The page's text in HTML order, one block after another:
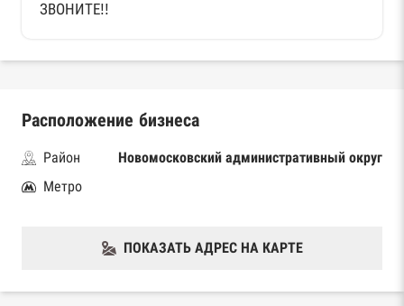
ЗВОНИТЕ!!
Расположение бизнеса
Район
Новомосковский административный округ
Метро
ПОКАЗАТЬ АДРЕС НА КАРТЕ